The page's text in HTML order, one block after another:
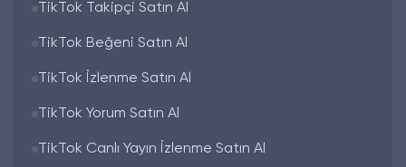
görmeniz gerekir ve bu doğrultuda satın alma
Organik Takipçi Satın Al
kişilerin satın aldıkları ya da alacakları
takipçilerden beklentileri bulunur. Bot olmayan
ve sahte profillere sahip olunmasını istemeyen
TikTok Takipçi Satın Al
TikTok Beğeni Satın Al
TikTok İzlenme Satın Al
TikTok Yorum Satın Al
TikTok Canlı Yayın İzlenme Satın Al